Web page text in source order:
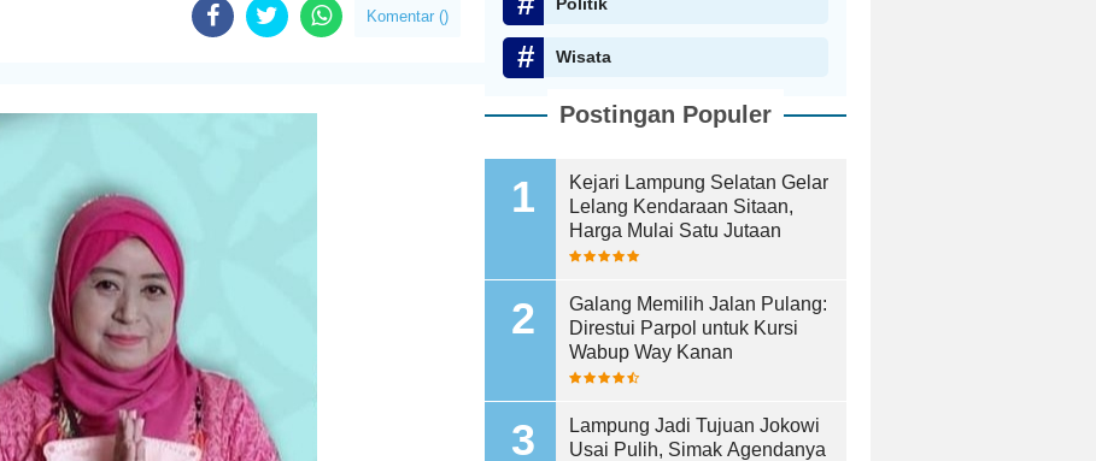
Komentar ()
Wisata
Postingan Populer
Kejari Lampung Selatan Gelar
Lelang Kendaraan Sitaan,
Harga Mulai Satu Jutaan
Galang Memilih Jalan Pulang:
Direstui Parpol untuk Kursi
Wabup Way Kanan
Lampung Jadi Tujuan Jokowi
Usai Pulih, Simak Agendanya